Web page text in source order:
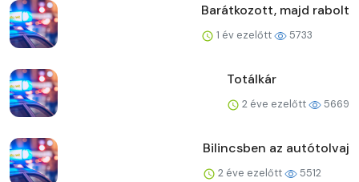
Barátkozott, majd rabolt
1 év ezelőtt 5733
Totálkár
2 éve ezelőtt 5669
Bilincsben az autótolvaj
2 éve ezelőtt 5512